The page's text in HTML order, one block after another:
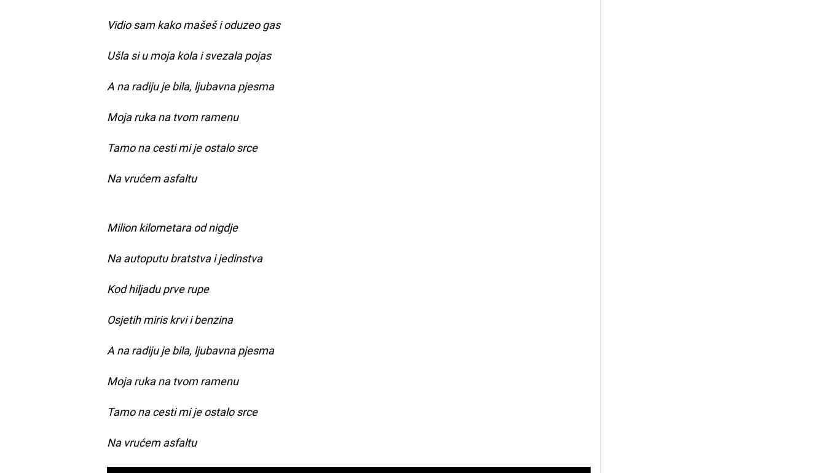
Vidio sam kako mašeš i oduzeo gas
Ušla si u moja kola i svezala pojas
A na radiju je bila, ljubavna pjesma
Moja ruka na tvom ramenu
Tamo na cesti mi je ostalo srce
Na vrućem asfaltu
Milion kilometara od nigdje
Na autoputu bratstva i jedinstva
Kod hiljadu prve rupe
Osjetih miris krvi i benzina
A na radiju je bila, ljubavna pjesma
Moja ruka na tvom ramenu
Tamo na cesti mi je ostalo srce
Na vrućem asfaltu